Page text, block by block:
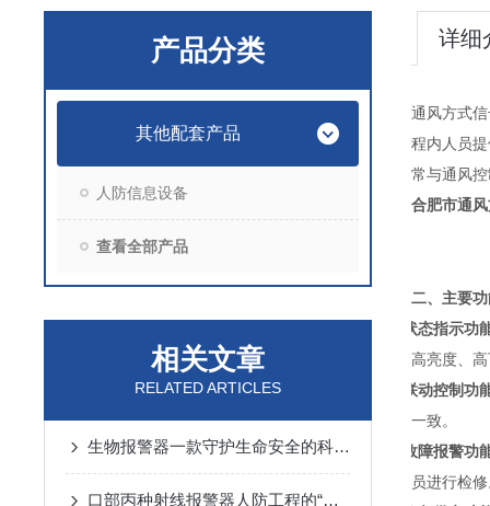
产品分类
其他配套产品
人防信息设备
查看全部产品
相关文章
RELATED ARTICLES
生物报警器一款守护生命安全的科技哨兵
口部丙种射线报警器人防工程的“核生化”哨兵
详细
通风方式
程内人员
常与通风
合肥市通
二、主要
状态指示功
高亮度、
联动控制功
一致。
故障报警功
员进行检